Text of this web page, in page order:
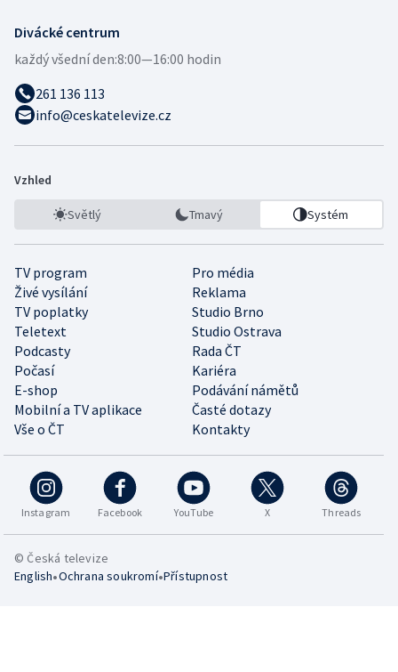
Divácké centrum
každý všední den:8:00—16:00 hodin
261 136 113
info@ceskatelevize.cz
Vzhled
Světlý Tmavý Systém
TV program
Pro média
Živé vysílání
Reklama
TV poplatky
Studio Brno
Teletext
Studio Ostrava
Podcasty
Rada ČT
Počasí
Kariéra
E-shop
Podávání námětů
Mobilní a TV aplikace
Časté dotazy
Vše o ČT
Kontakty
Instagram Facebook YouTube X Threads
© Česká televize
English•Ochrana soukromí•Přístupnost